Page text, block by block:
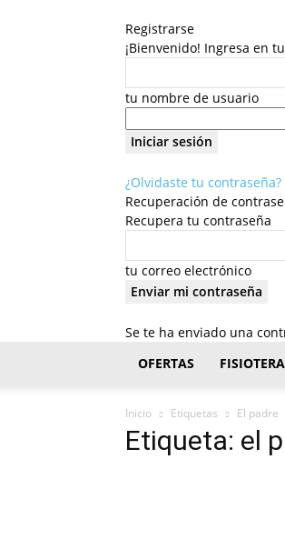
Registrarse
¡Bienvenido! Ingresa en
tu nombre de usuario
¿Olvidaste tu
Recuperación de
Recupera tu contraseña
tu correo electrónico
Se te ha enviado una
OFERTAS
Inicio Etiquetas El padre
Etiqueta: el